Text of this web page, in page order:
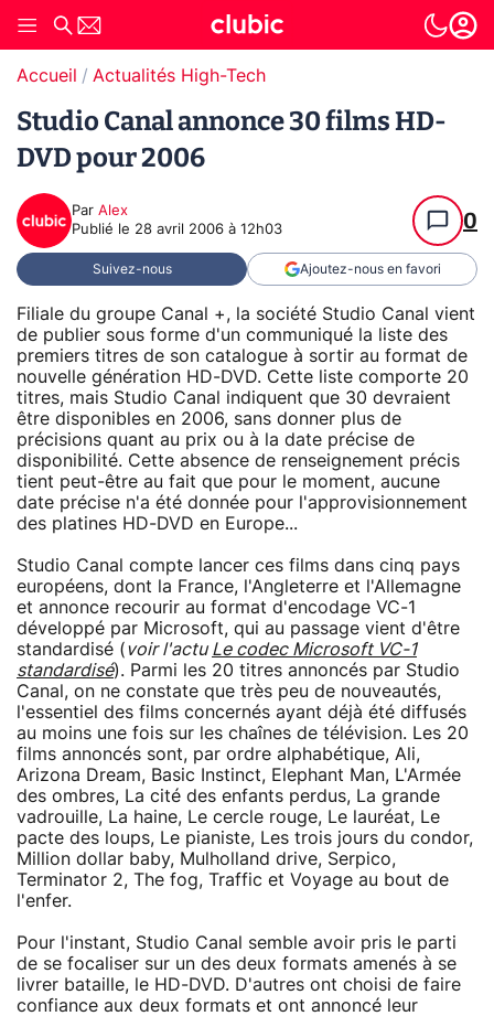
Accueil Actualités High-Tech
Studio Canal annonce 30 films HD-
DVD pour 2006
Par Alex
Publié le 28 avril 2006 à 12h03 0
Suivez-nous Ajoutez-nous en favori
Filiale du groupe Canal +, la société Studio Canal vient
de publier sous forme d'un communiqué la liste des
premiers titres de son catalogue à sortir au format de
nouvelle génération HD-DVD. Cette liste comporte 20
titres, mais Studio Canal indiquent que 30 devraient
être disponibles en 2006, sans donner plus de
précisions quant au prix ou à la date précise de
disponibilité. Cette absence de renseignement précis
tient peut-être au fait que pour le moment, aucune
date précise n'a été donnée pour l'approvisionnement
des platines HD-DVD en Europe...
Studio Canal compte lancer ces films dans cinq pays
européens, dont la France, l'Angleterre et l'Allemagne
et annonce recourir au format d'encodage VC-1
développé par Microsoft, qui au passage vient d'être
standardisé (voir l'actuLe codec Microsoft VC-1
standardisé). Parmi les 20 titres annoncés par Studio
Canal, on ne constate que très peu de nouveautés,
l'essentiel des films concernés ayant déjà été diffusés
au moins une fois sur les chaînes de télévision. Les 20
films annoncés sont, par ordre alphabétique, Ali,
Arizona Dream, Basic Instinct, Elephant Man, L'Armée
des ombres, La cité des enfants perdus, La grande
vadrouille, La haine, Le cercle rouge, Le lauréat, Le
pacte des loups, Le pianiste, Les trois jours du condor,
Million dollar baby, Mulholland drive, Serpico,
Terminator 2, The fog, Traffic et Voyage au bout de
l'enfer.
Pour l'instant, Studio Canal semble avoir pris le parti
de se focaliser sur un des deux formats amenés à se
livrer bataille, le HD-DVD. D'autres ont choisi de faire
confiance aux deux formats et ont annoncé leur